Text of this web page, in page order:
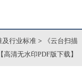
及行业标准 >
《云台扫描
清无水印PDF版下载】